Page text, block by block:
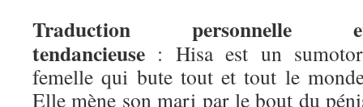
Traduction personnelle
tendancieuse : Hisa est un
femelle qui bute tout et tout le
Elle mène son mari par le bout du